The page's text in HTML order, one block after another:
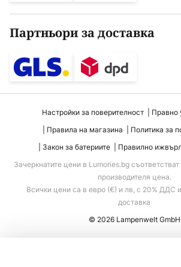
Партньори за доставка
Настройки за поверителност
Правно
Правила на магазина
Политика за
Закон за батериите
Правилно
Зачеркнатите цени в Lumories.bg
производителя цена.
Всички цени са в евро (€) и лв, с 20% ДДС и
доставка
© 2026 Lampenwelt GmbH